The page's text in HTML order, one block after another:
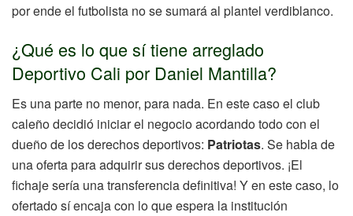
por ende el futbolista no se sumará al plantel verdiblanco.
¿Qué es lo que sí tiene arreglado
Deportivo Cali por Daniel Mantilla?
Es una parte no menor, para nada. En este caso el club
caleño decidió iniciar el negocio acordando todo con el
dueño de los derechos deportivos: Patriotas. Se habla de
una oferta para adquirir sus derechos deportivos. ¡El
fichaje sería una transferencia definitiva! Y en este caso, lo
ofertado sí encaja con lo que espera la institución